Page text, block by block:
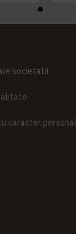
societatii
caracter personal